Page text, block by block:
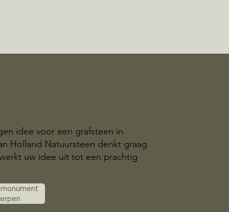
idee voor een grafsteen in
Holland Natuursteen denkt graag
uw idee uit tot een prachtig